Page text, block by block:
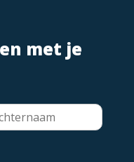
met je